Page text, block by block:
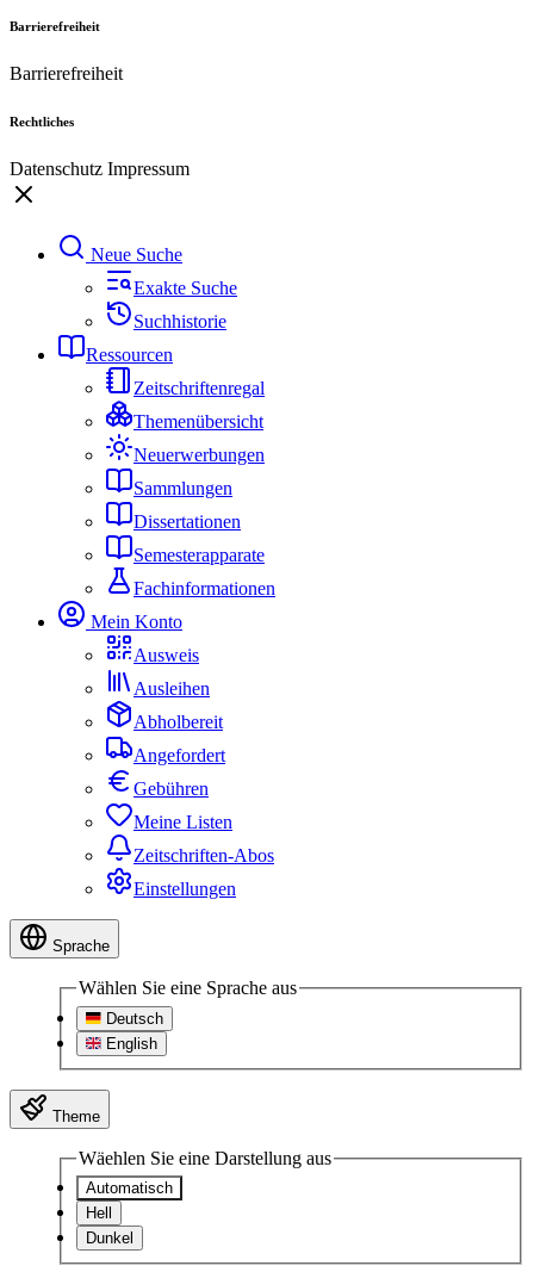
Barrierefreiheit
Barrierefreiheit
Rechtliches
Datenschutz Impressum
Neue Suche
Exakte Suche
Suchhistorie
Ressourcen
Zeitschriftenregal
Themenübersicht
Neuerwerbungen
Sammlungen
Dissertationen
Semesterapparate
Fachinformationen
Mein Konto
Ausweis
Ausleihen
Abholbereit
Angefordert
Gebühren
Meine Listen
Zeitschriften-Abos
Einstellungen
Sprache
Wählen Sie eine Sprache aus
Deutsch
English
Theme
Wäehlen Sie eine Darstellung aus
Automatisch
Hell
Dunkel